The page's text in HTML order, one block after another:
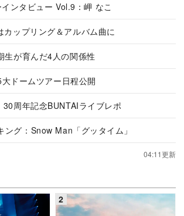
ンタビュー Vol.9：岬 なこ
カップリング＆アルバム曲に
生が育んだ4人の関係性
ドームツアー日程公開
30周年記念BUNTAIライブレポ
ング：Snow Man「グッタイム」
04:11更新